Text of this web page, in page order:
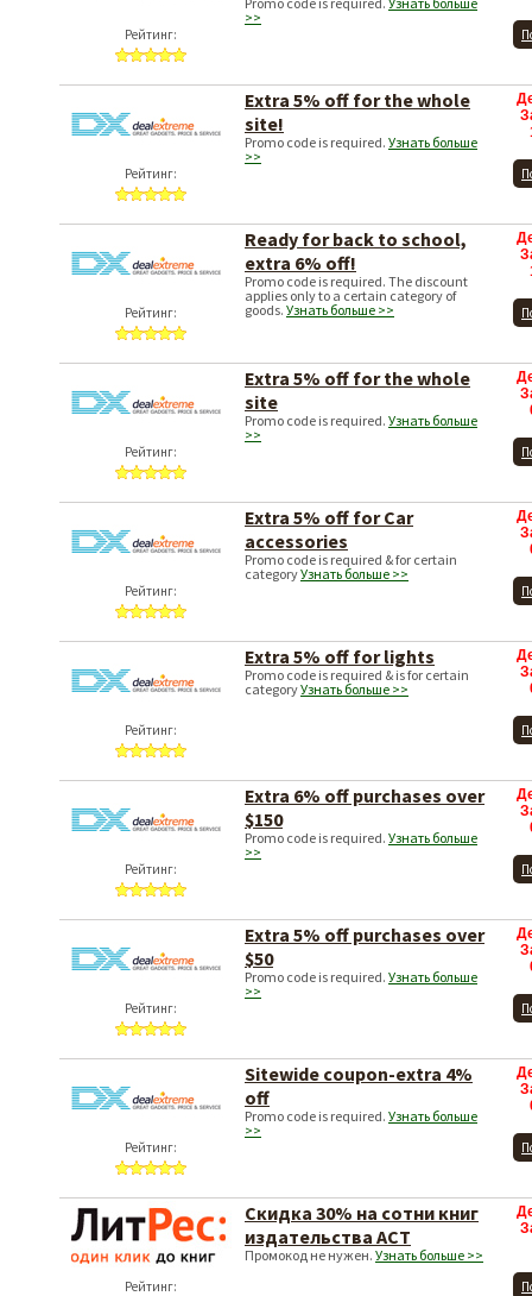
Рейтинг:
>>
Рейтинг:
Extra 5% off for the whole
site!
Promo code is required. Узнать больше
>>
Рейтинг:
Ready for back to school,
extra 6% off!
Promo code is required. The discount
applies only to a certain category of
goods. Узнать больше >>
Рейтинг:
Extra 5% off for the whole
site
Promo code is required. Узнать больше
>>
Рейтинг:
Extra 5% off for Car
accessories
Promo code is required & for certain
categoryУзнать больше >>
Рейтинг:
Extra 5% off for lights
Promo code is required & is for certain
categoryУзнать больше >>
Рейтинг:
Extra 6% off purchases over
$150
Promo code is required. Узнать больше
>>
Рейтинг:
Extra 5% off purchases over
$50
Promo code is required. Узнать больше
>>
Рейтинг:
Sitewide coupon-extra 4%
off
Promo code is required. Узнать больше
>>
Рейтинг:
Скидка 30% на сотни книг
издательства АСТ
Промокод не нужен. Узнать больше >>